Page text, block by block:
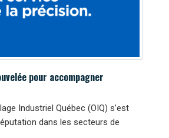
pour accompagner
Industriel Québec (OIQ) s’est
dans les secteurs de